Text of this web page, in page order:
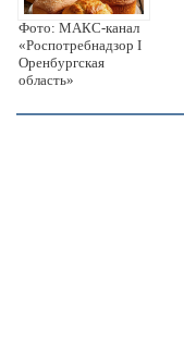
Фото: МАКС-канал
«Роспотребнадзор I
Оренбургская
область»